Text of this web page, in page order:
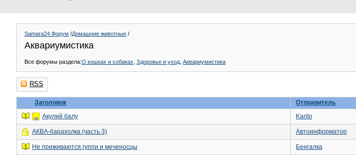
Samara24.Форум /Домашние животные /
Аквариумистика
Все форумы раздела:О кошках и собаках Здоровье и уход Аквариумистика
RSS
Заголовок Отправитель
Акулий балу
Karito
АКВА-барахолка (часть 3) Автоинформатор
Не приживаются гуппи и меченосцы Бенгалка